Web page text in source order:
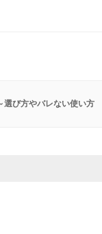
選び方やバレない使い方